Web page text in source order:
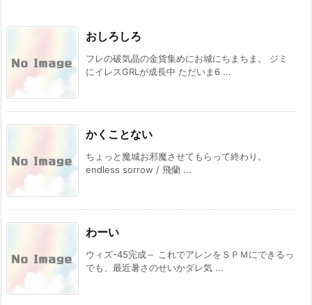
おしろしろ
フレの破気晶の金貨集めにお城にちまちま。 ジミ
にイレスGRLが成長中 ただいま6 ...
かくことない
ちょっと魔城お邪魔させてもらって終わり。
endless sorrow / 飛蘭 ...
わーい
ウィズ-45完成～ これでアレンをＳＰＭにできるっ
でも、最近暑さのせいかダレ気 ...